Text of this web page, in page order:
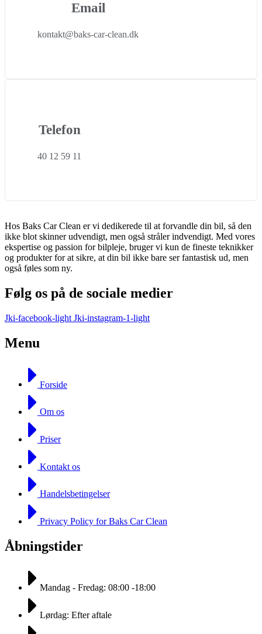
Email
kontakt@baks-car-clean.dk
Telefon
40 12 59 11
Hos Baks Car Clean er vi dedikerede til at forvandle din bil, så den
ikke blot skinner udvendigt, men også stråler indvendigt. Med vores
ekspertise og passion for bilpleje, bruger vi kun de fineste teknikker
og produkter for at sikre, at din bil ikke bare ser fantastisk ud, men
også føles som ny.
Følg os på de sociale medier
Jki-facebook-light Jki-instagram-1-light
Menu
Forside
Om os
Priser
Kontakt os
Handelsbetingelser
Privacy Policy for Baks Car Clean​
Åbningstider
Mandag - Fredag: 08:00 -18:00
Lørdag: Efter aftale